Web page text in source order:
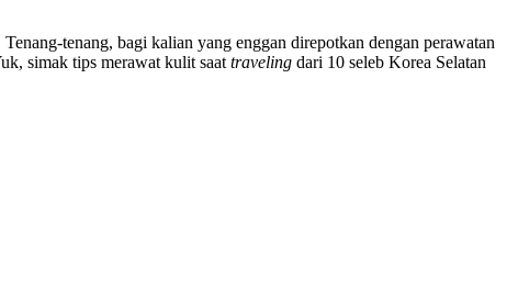
tenang, bagi kalian yang enggan direpotkan dengan perawatan
simak tips merawat kulit saat traveling dari 10 seleb Korea Selatan